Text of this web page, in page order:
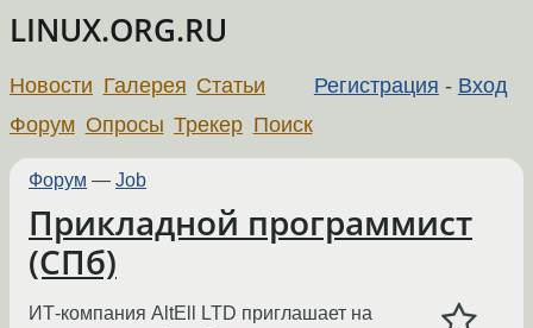
LINUX.ORG.RU
Регистрация - Вход
Новости Галерея Статьи
Форум Опросы Трекер Поиск
Форум — Job
Прикладной программист
(СПб)
ИТ-компания AltEll LTD приглашает на